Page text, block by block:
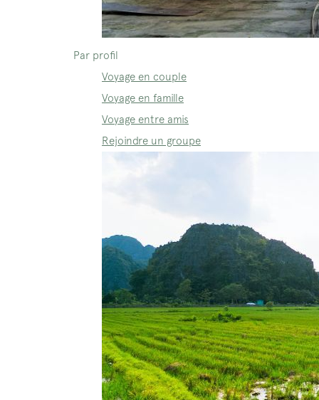
Par profil
Voyage en couple
Voyage en famille
Voyage entre amis
Rejoindre un groupe